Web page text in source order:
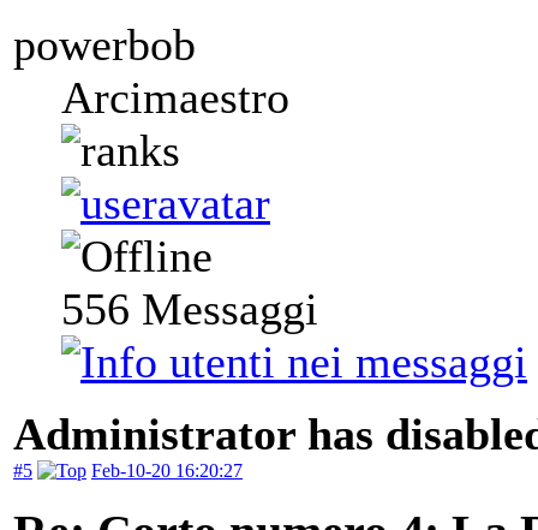
powerbob
Arcimaestro
556 Messaggi
Administrator has
#5 Feb-10-20 16:20:27